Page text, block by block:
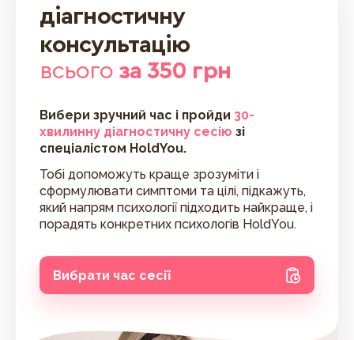
діагностичну
консультацію
всього за 350 грн
Вибери зручний час і пройди 30-
хвилинну діагностичну сесію зі
спеціалістом HoldYou.
Тобі допоможуть краще зрозуміти і
сформулювати симптоми та цілі, підкажуть,
який напрям психології підходить найкраще, і
порадять конкретних психологів HoldYou.
Вибрати час сесії